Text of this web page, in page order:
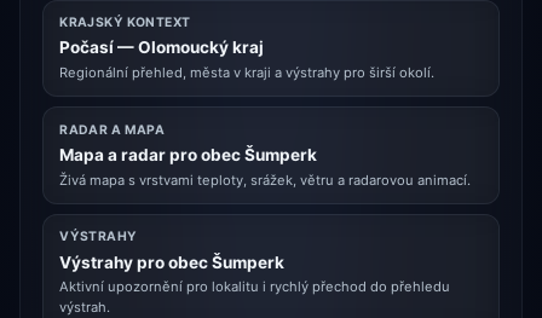
KRAJSKÝ KONTEXT
Počasí — Olomoucký kraj
Regionální přehled, města v kraji a výstrahy pro širší okolí.
RADAR A MAPA
Mapa a radar pro obec Šumperk
Živá mapa s vrstvami teploty, srážek, větru a radarovou animací.
VÝSTRAHY
Výstrahy pro obec Šumperk
Aktivní upozornění pro lokalitu i rychlý přechod do přehledu
výstrah.